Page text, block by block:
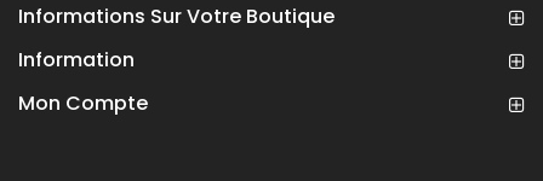
Informations Sur Votre Boutique
Information
Mon Compte